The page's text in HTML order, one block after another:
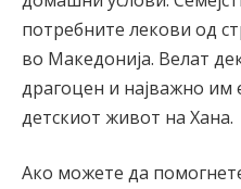
потребните лекови од
во Македонија. Велат
драгоцен и најважно им
детскиот живот на Хана.
Ако можете да